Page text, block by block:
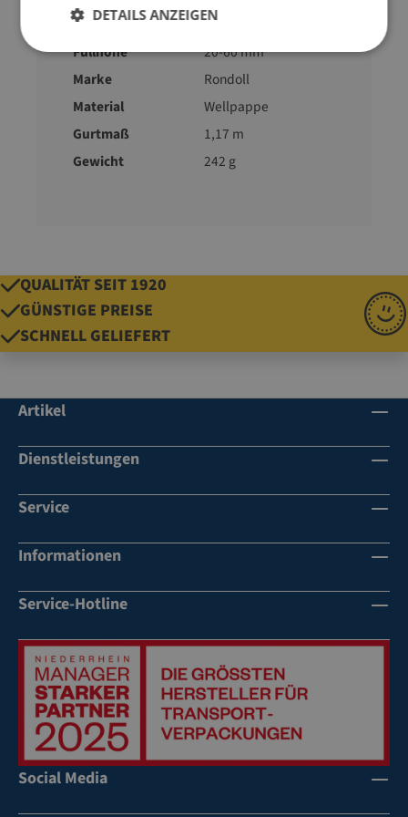
Format
A3
Füllhöhe
20-60 mm
Marke
Rondoll
Material
Wellpappe
Gurtmaß
1,17 m
Gewicht
242 g
QUALITÄT SEIT 1920
GÜNSTIGE PREISE
SCHNELL GELIEFERT
Artikel
Dienstleistungen
Service
Informationen
Service-Hotline
Social Media
DETAILS ANZEIGEN